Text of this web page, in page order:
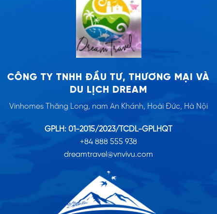
CÔNG TY TNHH ĐẦU TƯ, THƯƠNG MẠI VÀ
DU LỊCH DREAM
Vinhomes Thăng Long, nam An Khánh, Hoài Đức, Hà Nội
GPLH: 01-2015/2023/TCDL-GPLHQT
+84 888 555 938
dreamtravel@vnvivu.com